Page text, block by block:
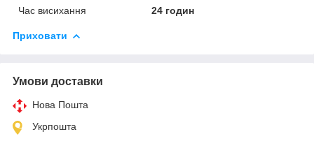
Час висихання
24 годин
Приховати
Умови доставки
Нова Пошта
Укрпошта